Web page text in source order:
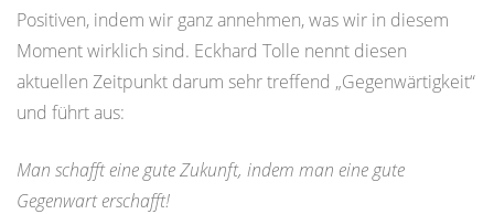
Positiven, indem wir ganz annehmen, was wir in diesem
Moment wirklich sind. Eckhard Tolle nennt diesen
aktuellen Zeitpunkt darum sehr treffend „Gegenwärtigkeit“
und führt aus:
Man schafft eine gute Zukunft, indem man eine gute
Gegenwart erschafft!